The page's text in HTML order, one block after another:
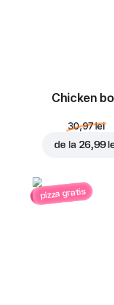
Chicken
30,97 lei
de la 26,99
pizza gratis